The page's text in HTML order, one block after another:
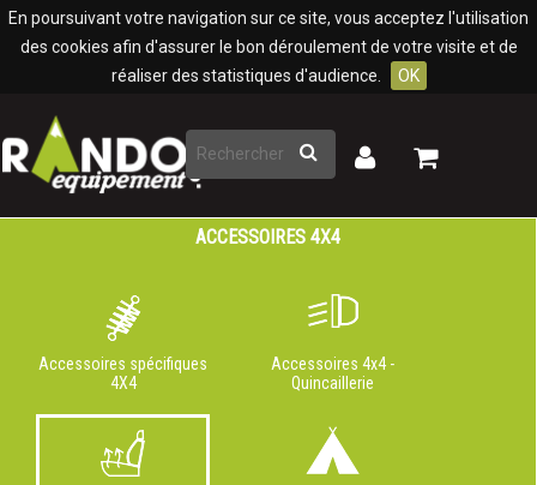
En poursuivant votre navigation sur ce site, vous acceptez l'utilisation
des cookies afin d'assurer le bon déroulement de votre visite et de
réaliser des statistiques d'audience.
OK
Rechercher
Mon
Mon
ACCESSOIRES 4X4
Accessoires spécifiques
4X4
Accessoires 4x4 -
Quincaillerie
Panneau de gestion des cookies